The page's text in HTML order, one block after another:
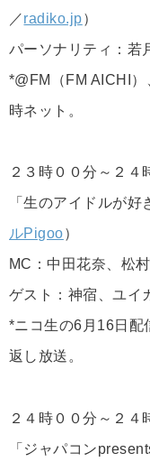
／radiko.jp）
パーソナリティ：若
*@FM（FM AICHI
時ネット。
２３時００分～２４
「生のアイドルが好
ルPigoo）
MC：中田花奈、松
ゲスト：神宿、ユイ
*ニコ生の6月16日配
返し放送。
２４時００分～２４
「ジャパコン